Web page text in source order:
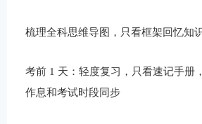
梳理全科思维导图，只看框架回忆知
考前 1 天：轻度复习，只看速记手册
作息和考试时段同步